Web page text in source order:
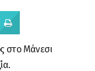
στο Μάνεσι